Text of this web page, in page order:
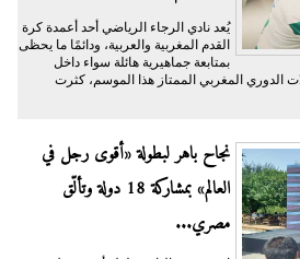
يُعد نادي الرجاء الرياضي أحد أعمدة كرة
القدم المغربية والعربية، ودائمًا ما يحظى
بمتابعة جماهيرية هائلة سواء داخل
الدوري المغربي الممتاز هذا الموسم، كثرت
نجاح باهر لبطولة «أقوى رجل في
العالم» بمشاركة 18 دولة وتألّق
مصري...